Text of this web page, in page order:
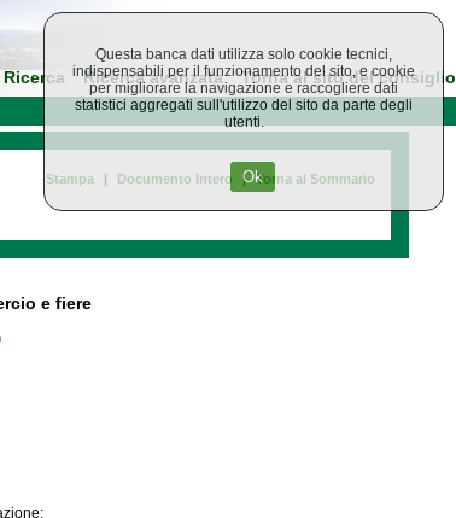
Ricerca Ricerca avanzata Torna al sito del consiglio
Stampa | Documento Intero | Torna al Sommario
e fiere
Questa banca dati utilizza solo cookie tecnici,
indispensabili per il funzionamento del sito, e cookie
per migliorare la navigazione e raccogliere dati
statistici aggregati sull'utilizzo del sito da parte degli
utenti.
Ok